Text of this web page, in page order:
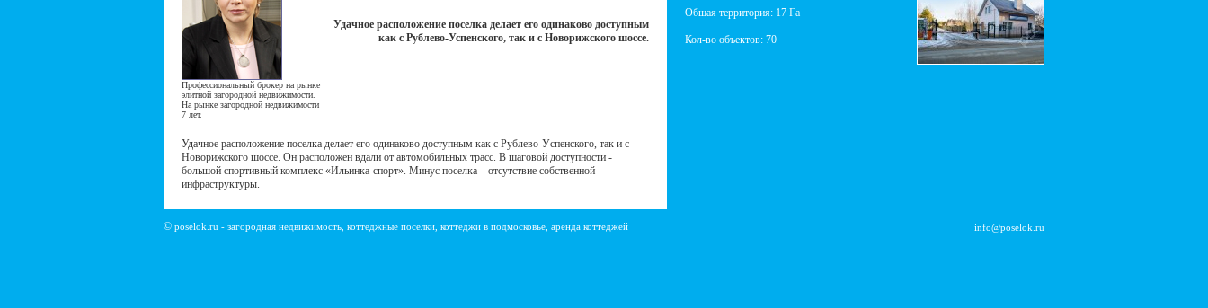
Профессиональный брокер на рынке
элитной загородной недвижимости.
На рынке загородной недвижимости
7 лет.
Удачное расположение поселка делает его одинаково доступным
как с Рублево-Успенского, так и с Новорижского шоссе.
Удачное расположение поселка делает его одинаково доступным как с Рублево-Уcпенского, так и с
Новорижского шоссе. Он расположен вдали от автомобильных трасс. В шаговой доступности -
большой спортивный комплекс «Ильинка-спорт». Минус поселка – отсутствие собственной
инфраструктуры.
Общая территория: 17 Га
Кол-во объектов: 70
© poselok.ru - загородная недвижимость, коттеджные поселки, коттеджи в подмосковье, аренда коттеджей info@poselok.ru